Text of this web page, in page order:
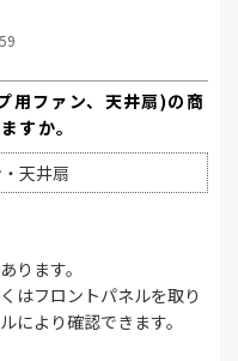
用ファン、天井扇)の商
すか。
天井扇
ります。
はフロントパネルを取り
により確認できます。